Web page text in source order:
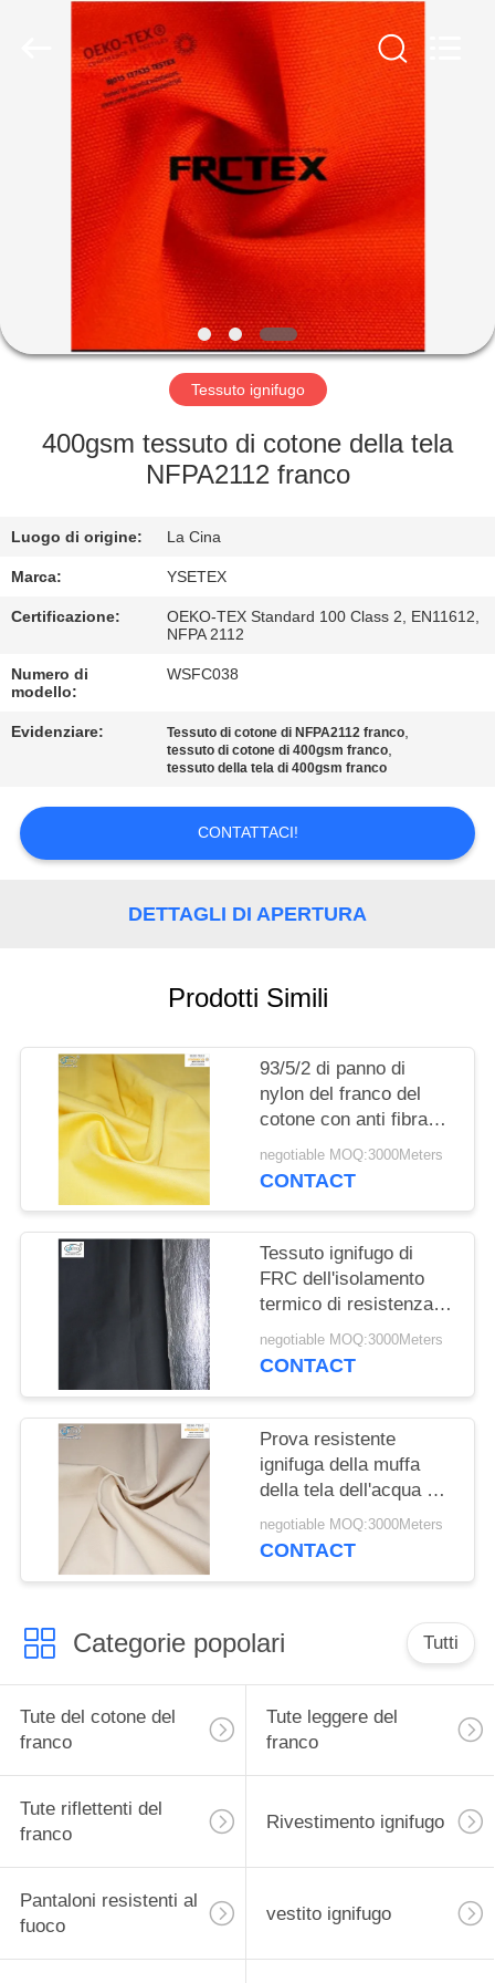
CASA
PRODOTTI
CIRCA
GIRO
FABBRICA
DI
QUALITÀ
CONTATTICI
RICHIEDA
MAPPA
POLICY
Textiles&Garments
Tessuto ignifugo
400gsm tessuto di cotone della tela
NFPA2112 franco
Luogo di origine: La Cina
Marca: YSETEX
Certificazione:
OEKO-TEX Standard 100 Class 2, EN11612,
NFPA 2112
Numero di
modello:
WSFC038
Evidenziare: Tessuto di cotone di NFPA2112 franco,
tessuto di cotone di 400gsm franco,
tessuto della tela di 400gsm franco
CONTATTACI!
DETTAGLI DI APERTURA
Prodotti Simili
93/5/2 di panno di
nylon del franco del
cotone con anti fibra
statica
negotiable MOQ:3000Meters
CONTACT
Tessuto ignifugo di
FRC dell'isolamento
termico di resistenza di
radiazione del calore
con il di alluminio
negotiable MOQ:3000Meters
CONTACT
Prova resistente
ignifuga della muffa
della tela dell'acqua del
tessuto CVC 310gsm
per la tenda
negotiable MOQ:3000Meters
CONTACT
Categorie popolari Tutti
Tute del cotone del
franco
Tute leggere del
franco
Tute riflettenti del
franco
Rivestimento ignifugo
Pantaloni resistenti al
fuoco
vestito ignifugo